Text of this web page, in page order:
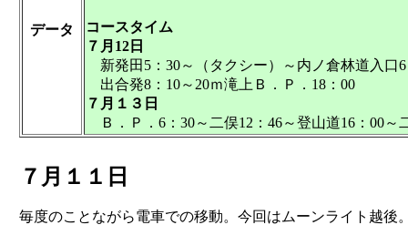
データ
コースタイム
７月12日
新発田5：30～（タクシー）～内ノ倉林道入口6
出合発8：10～20ｍ滝上Ｂ．Ｐ．18：00
７月１３日
Ｂ．Ｐ．6：30～二俣12：46～登山道16：00～
７月１１日
毎度のことながら電車での移動。今回はムーンライト越